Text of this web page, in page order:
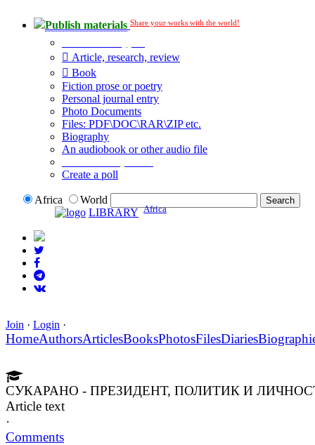
Publish materials Share your works with the world!
Article, research, review
Book
Fiction prose or poetry
Personal journal entry
Photo Documents
Files: PDF\DOC\RAR\ZIP etc.
Biography
An audiobook or other audio file
Create a poll
Africa
World
LIBRARY Africa
Join · Login ·
HomeAuthorsArticlesBooksPhotosFilesDiaries
СУКАРАНО - ПРЕЗИДЕНТ, ПОЛИТИК И
Article text
·
Comments